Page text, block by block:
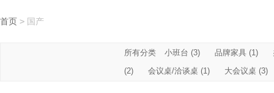
首页 > 国产
所有分类 小班台 (3) 品牌家具 (1)
(2)
会议桌/洽谈桌 (1) 大会议桌 (3)